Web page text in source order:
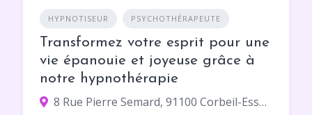
HYPNOTISEUR PSYCHOTHÉRAPEUTE
Transformez votre esprit pour une
vie épanouie et joyeuse grâce à
notre hypnothérapie
8 Rue Pierre Semard, 91100 Corbeil-Essonnes